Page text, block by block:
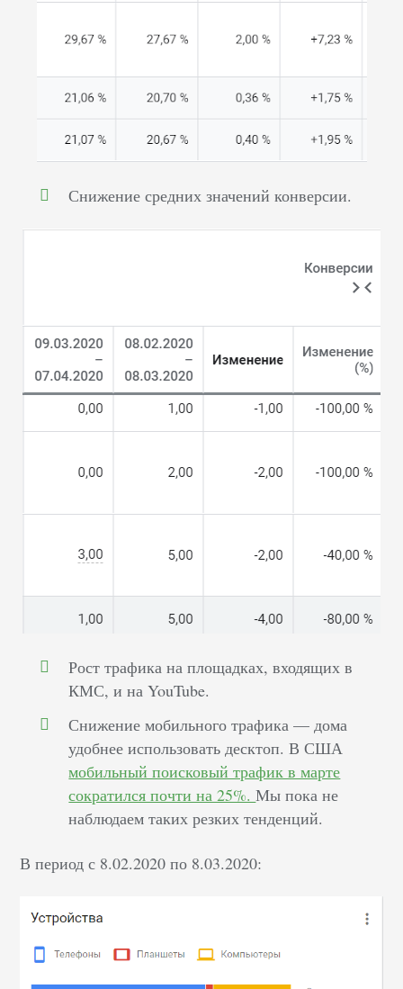
Снижение средних значений конверсии.
Рост трафика на площадках, входящих в
КМС, и на YouTube.
Снижение мобильного трафика — дома
удобнее использовать десктоп. В США
мобильный поисковый трафик в марте
сократился почти на 25%.Мы пока не
наблюдаем таких резких тенденций.
В период с 8.02.2020 по 8.03.2020: